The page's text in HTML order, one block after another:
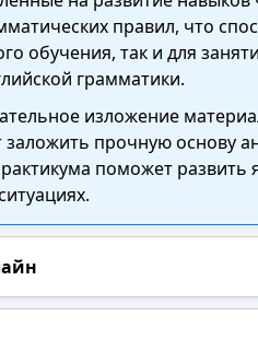
правил, что
обучения, так и для
грамматики.
изложение
прочную основу
поможет